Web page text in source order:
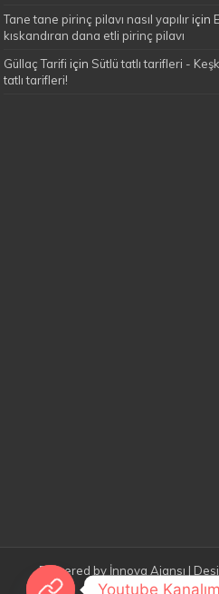
Tane tane pirinç pilavı nasıl yapılır için
kıskandıran dana etli pirinç pilavı
Güllaç Tarifi için Sütlü tatlı tarifleri -
tatlı tarifleri!
Powered by İnnova Ajansı |
Youtube